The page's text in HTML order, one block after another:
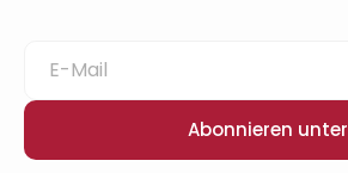
Abonnieren unter